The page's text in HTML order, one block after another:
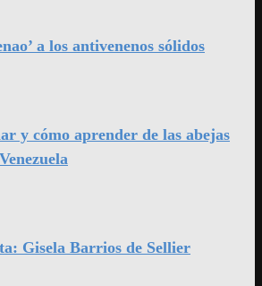
a los antivenenos sólidos
y cómo aprender de las abejas
Gisela Barrios de Sellier